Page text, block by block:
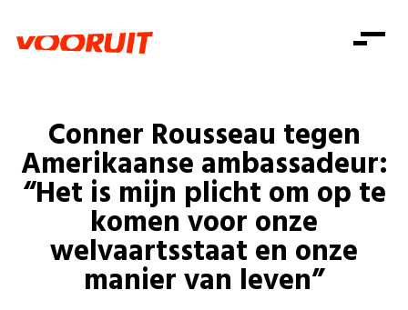
Zorg
Gelijke kansen
Welzijn
Consumentenbescherming
Pensioenen
Onze mensen
Standpunten
Vacatures
Doe mee
Doe mee
Word lid
Mis niets
Shop
Zoeken
Login
Login
Conner Rousseau tegen
Amerikaanse ambassadeur:
“Het is mijn plicht om op te
komen voor onze
welvaartsstaat en onze
manier van leven”